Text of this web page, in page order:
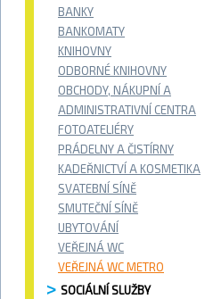
BANKY
BANKOMATY
KNIHOVNY
ODBORNÉ KNIHOVNY
OBCHODY, NÁKUPNÍ A
ADMINISTRATIVNÍ CENTRA
FOTOATELIÉRY
PRÁDELNY A ČISTÍRNY
KADEŘNICTVÍ A KOSMETIKA
SVATEBNÍ SÍNĚ
SMUTEČNÍ SÍNĚ
UBYTOVÁNÍ
VEŘEJNÁ WC
VEŘEJNÁ WC METRO
SOCIÁLNÍ SLUŽBY